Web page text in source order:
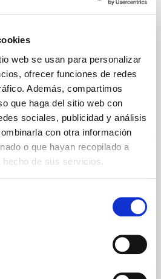
web se usan para personalizar
ofrecer funciones de redes
Además, compartimos
que haga del sitio web con
sociales, publicidad y análisis
con otra información
o que hayan recopilado a
de sus servicios.
- 60ml
In den Warenkorb
Und